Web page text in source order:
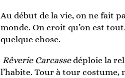
Au début de la vie, on ne fait
monde. On croit qu’on est
quelque chose.
Rêverie Carcasse déploie la
l’habite. Tour à tour costume,